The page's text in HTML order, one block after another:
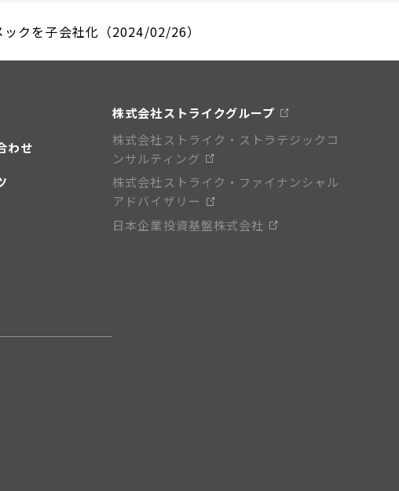
クを子会社化（2024/02/26）
わせ
株式会社ストライクグループ
株式会社ストライク・ストラテジックコ
ンサルティング
株式会社ストライク・ファイナンシャル
アドバイザリー
日本企業投資基盤株式会社